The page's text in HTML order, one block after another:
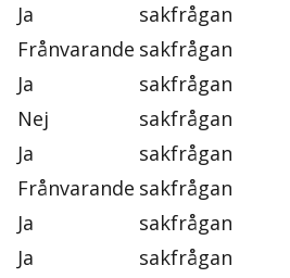
Ja sakfrågan
Frånvarande sakfrågan
Ja sakfrågan
Nej sakfrågan
Ja sakfrågan
Frånvarande sakfrågan
Ja sakfrågan
Ja sakfrågan